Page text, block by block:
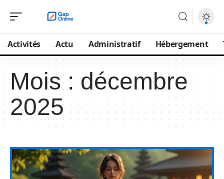
Activités Actu Administratif Hébergement
Mois :décembre
2025